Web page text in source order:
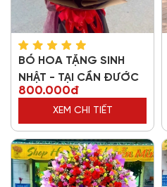
BÓ HOA TẶNG SINH
NHẬT - TẠI CẦN ĐƯỚC
800.000đ
XEM CHI TIẾT